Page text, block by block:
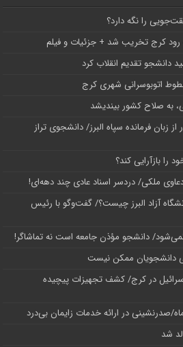
را نگه دارد؟
کرج تخریب شد + جزئیات و فیلم
به صلاح کشور بیندیشد
زبان فرمانده سپاه البرز/ دانشجوی تراز
را بازآرایی کند؟
ملکی/ دردسر اسناد عادی چند‌ دهه‌ای!
آزاد البرز چیست؟/ گفت‌وگو با رئیس
دانشجو مؤذن جامعه است نه تماشاگر!
دانشجویان ممکن نیست
در کرج/‌ کشف تجهیزات پیچیده
شد